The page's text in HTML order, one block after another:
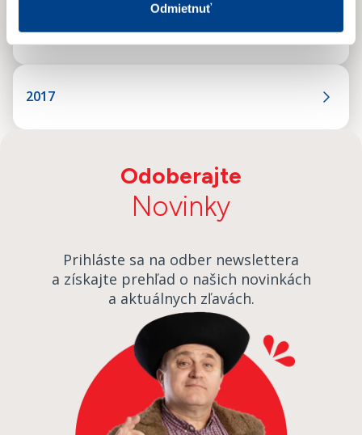
Odmietnuť
2018
2017
Odoberajte
Novinky
Prihláste sa na odber newslettera
a získajte prehľad o našich novinkách
a aktuálnych zľavách.